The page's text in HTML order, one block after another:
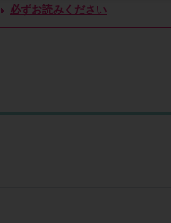
【返品について】浄水器本体およ
必ずお読みください